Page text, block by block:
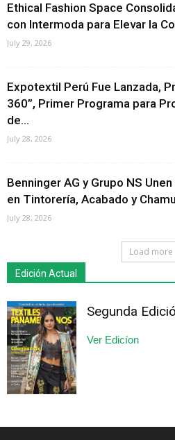
Ethical Fashion Space
con Intermoda para Elevar la
July 29, 2026
Expotextil Perú Fue Lanzada,
360”, Primer Programa para
de...
July 28, 2026
Benninger AG y Grupo NS
en Tintorería, Acabado y
July 28, 2026
Load more
Edición Actual
Segunda
Ver Edicíon